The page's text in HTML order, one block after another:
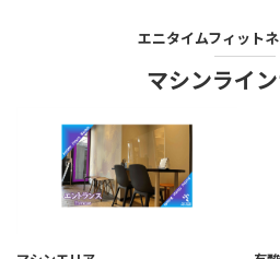
エニタイムフィット
マシンライ